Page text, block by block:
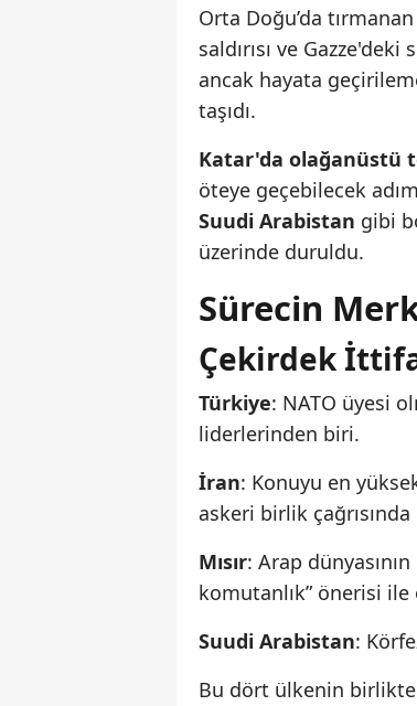
Orta Doğu’da
saldırısı ve
ancak hayata
taşıdı.
Katar'da olağanüstü
öteye geçebilecek
Suudi Arabistan gibi
üzerinde duruldu.
Sürecin
Çekirdek
Türkiye: NATO üyesi
liderlerinden biri.
İran: Konuyu en
askeri birlik
Mısır: Arap
komutanlık” önerisi
Suudi Arabistan:
Bu dört ülkenin birlikte